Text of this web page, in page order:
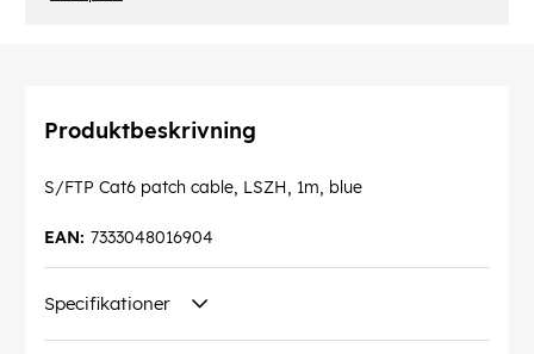
Produktbeskrivning
S/FTP Cat6 patch cable, LSZH, 1m, blue
7333048016904
EAN:
Specifikationer